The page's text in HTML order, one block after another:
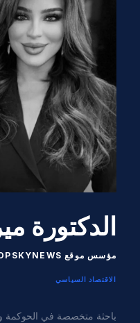
الدكتورة
مؤسس موقع TOPSKYNEWS ومستشار
الاقتصاد السياسي
باحثة متخصصة في الحوكمة